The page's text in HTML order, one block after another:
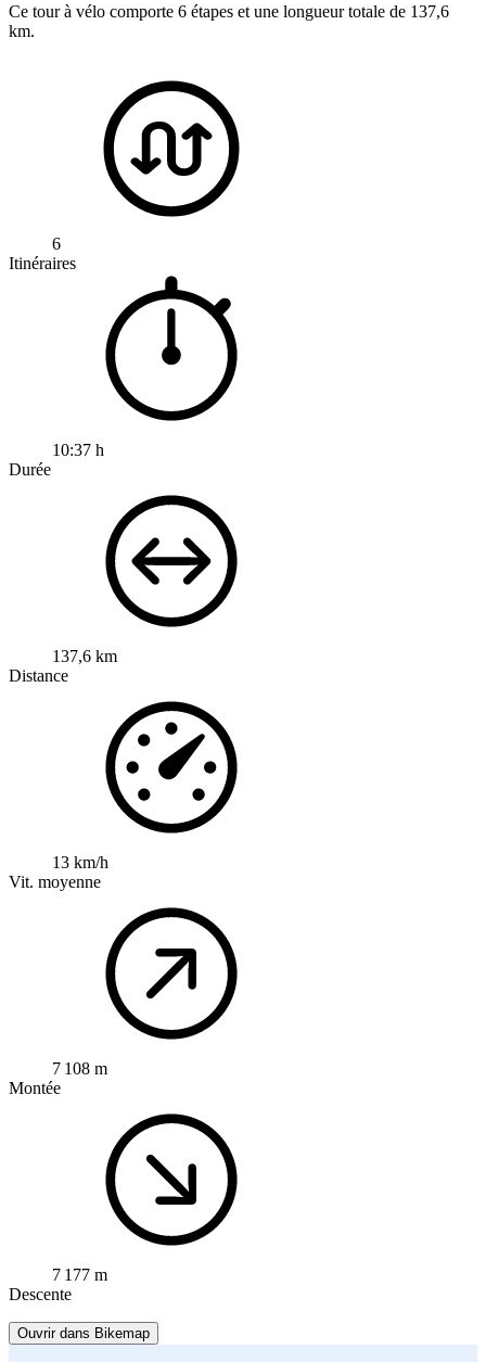
Ce tour à vélo comporte 6 étapes et une longueur totale de 137,6
km.
6
Itinéraires
10:37 h
Durée
137,6 km
Distance
13 km/h
Vit. moyenne
7 108 m
Montée
7 177 m
Descente
Ouvrir dans Bikemap